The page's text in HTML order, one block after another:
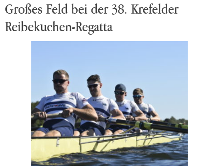
Großes Feld bei der 38. Krefelder
Reibekuchen-Regatta